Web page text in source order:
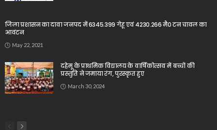
जिला प्रशासन का दावा जनपद में 6345.399 गेहू एवं 4230.266 मै0 टन चावल का
आवंटन
May 22, 2021
दहेमू के प्राथमिक विद्यालय के वार्षिकोत्सव में बच्चों की
प्रस्तुति ने जमाया रंग, पुरस्कृत हुए
March 30, 2024